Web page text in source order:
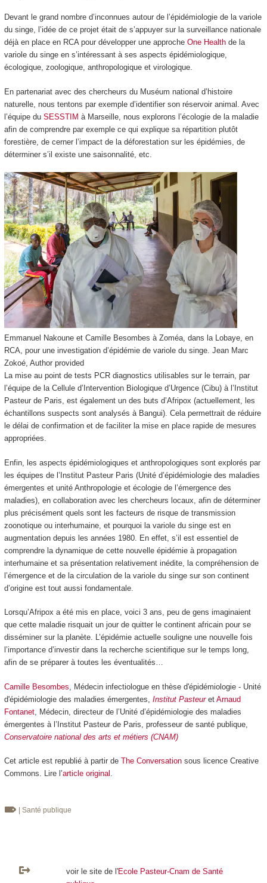
Devant le grand nombre d’inconnues autour de l’épidémiologie de la variole
du singe, l’idée de ce projet était de s’appuyer sur la surveillance nationale
déjà en place en RCA pour développer une approche One Healthde la
variole du singe en s’intéressant à ses aspects épidémiologique,
écologique, zoologique, anthropologique et virologique.
En partenariat avec des chercheurs du Muséum national d’histoire
naturelle, nous tentons par exemple d’identifier son réservoir animal. Avec
l’équipe du SESSTIM à Marseille, nous explorons l’écologie de la maladie
afin de comprendre par exemple ce qui explique sa répartition plutôt
forestière, de cerner l’impact de la déforestation sur les épidémies, de
déterminer s’il existe une saisonnalité, etc.
Emmanuel Nakoune et Camille Besombes à Zoméa, dans la Lobaye, en
RCA, pour une investigation d’épidémie de variole du singe. Jean Marc
Zokoé, Author provided
La mise au point de tests PCR diagnostics utilisables sur le terrain, par
l’équipe de la Cellule d’Intervention Biologique d’Urgence (Cibu) à l’Institut
Pasteur de Paris, est également un des buts d’Afripox (actuellement, les
échantillons suspects sont analysés à Bangui). Cela permettrait de réduire
le délai de confirmation et de faciliter la mise en place rapide de mesures
appropriées.
Enfin, les aspects épidémiologiques et anthropologiques sont explorés par
les équipes de l’Institut Pasteur Paris (Unité d’épidémiologie des maladies
émergentes et unité Anthropologie et écologie de l’émergence des
maladies), en collaboration avec les chercheurs locaux, afin de déterminer
plus précisément quels sont les facteurs de risque de transmission
zoonotique ou interhumaine, et pourquoi la variole du singe est en
augmentation depuis les années 1980. En effet, s’il est essentiel de
comprendre la dynamique de cette nouvelle épidémie à propagation
interhumaine et sa présentation relativement inédite, la compréhension de
l’émergence et de la circulation de la variole du singe sur son continent
d’origine est tout aussi fondamentale.
Lorsqu’Afripox a été mis en place, voici 3 ans, peu de gens imaginaient
que cette maladie risquait un jour de quitter le continent africain pour se
disséminer sur la planète. L’épidémie actuelle souligne une nouvelle fois
l’importance d’investir dans la recherche scientifique sur le temps long,
afin de se préparer à toutes les éventualités…
Camille Besombes , Médecin infectiologue en thèse d'épidémiologie - Unité
d'épidémiologie des maladies émergentes, Institut Pasteuret Arnaud
Fontanet, Médecin, directeur de l’Unité d’épidémiologie des maladies
émergentes à l’Institut Pasteur de Paris, professeur de santé publique,
Conservatoire national des arts et métiers (CNAM)
Cet article est republié à partir de The Conversationsous licence Creative
Commons. Lire l’article original .
| Santé publique
voir le site de l'Ecole Pasteur-Cnam de Santé